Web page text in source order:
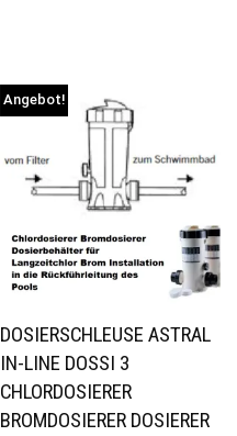
Angebot!
DOSIERSCHLEUSE ASTRAL
IN-LINE DOSSI 3
CHLORDOSIERER
BROMDOSIERER DOSIERER